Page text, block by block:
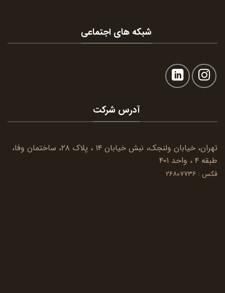
شبکه های اجتماعی
آدرس شرکت
تهران، خیابان ولنجک، نبش خیابان ۱۴ ، پلاک ۲۸، ساختمان وفا،
طبقه ۴ ، واحد ۴۰۱
فکس : ۲۶۸۰۷۷۳۶